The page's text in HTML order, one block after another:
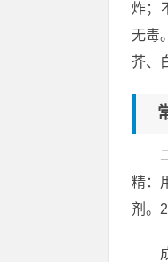
炸；
无毒
芥、
精：
剂。